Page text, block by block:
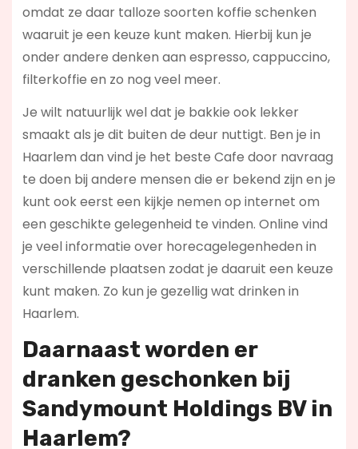
omdat ze daar talloze soorten koffie schenken
waaruit je een keuze kunt maken. Hierbij kun je
onder andere denken aan espresso, cappuccino,
filterkoffie en zo nog veel meer.
Je wilt natuurlijk wel dat je bakkie ook lekker
smaakt als je dit buiten de deur nuttigt. Ben je in
Haarlem dan vind je het beste Cafe door navraag
te doen bij andere mensen die er bekend zijn en je
kunt ook eerst een kijkje nemen op internet om
een geschikte gelegenheid te vinden. Online vind
je veel informatie over horecagelegenheden in
verschillende plaatsen zodat je daaruit een keuze
kunt maken. Zo kun je gezellig wat drinken in
Haarlem.
Daarnaast worden er
dranken geschonken bij
Sandymount Holdings BV in
Haarlem?